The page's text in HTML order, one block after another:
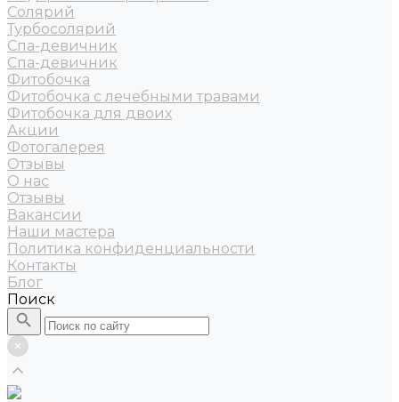
Солярий
Турбосолярий
Спа-девичник
Спа-девичник
Фитобочка
Фитобочка с лечебными травами
Фитобочка для двоих
Акции
Фотогалерея
Отзывы
О нас
Отзывы
Вакансии
Наши мастера
Политика конфиденциальности
Контакты
Блог
Поиск